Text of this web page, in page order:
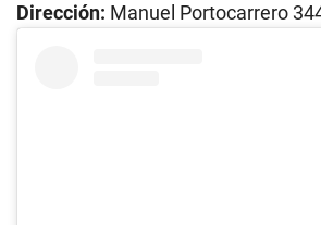
Dirección: Manuel Portocarrero